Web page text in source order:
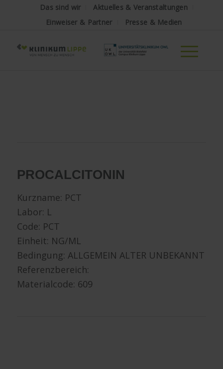
Das sind wir
Aktuelles & Veranstaltungen
Einweiser & Partner
Presse & Medien
PROCALCITONIN
Kurzname: PCT
Labor: L
Code: PCT
Einheit: NG/ML
Bedingung: ALLGEMEIN ALTER UNBEKANNT
Referenzbereich:
Materialcode: 609